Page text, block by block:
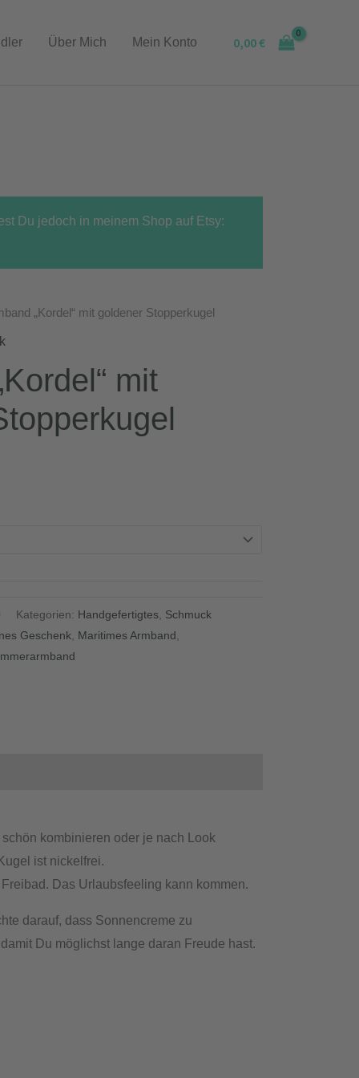
Über Mich Mein Konto 0,00€
Du jedoch in meinem Shop auf Etsy:
„Kordel“ mit goldener Stopperkugel
mit
Kategorien: Handgefertigtes Schmuck
Geschenk Maritimes Armband
kombinieren oder je nach Look
ist nickelfrei.
Das Urlaubsfeeling kann kommen.
darauf, dass Sonnencreme zu
Du möglichst lange daran Freude hast.